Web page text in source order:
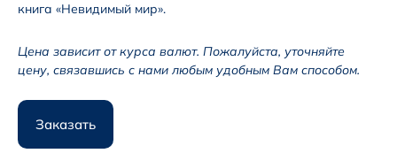
книга «Невидимый мир».
Цена зависит от курса валют. Пожалуйста, уточняйте
цену, связавшись с нами любым удобным Вам способом.
Заказать